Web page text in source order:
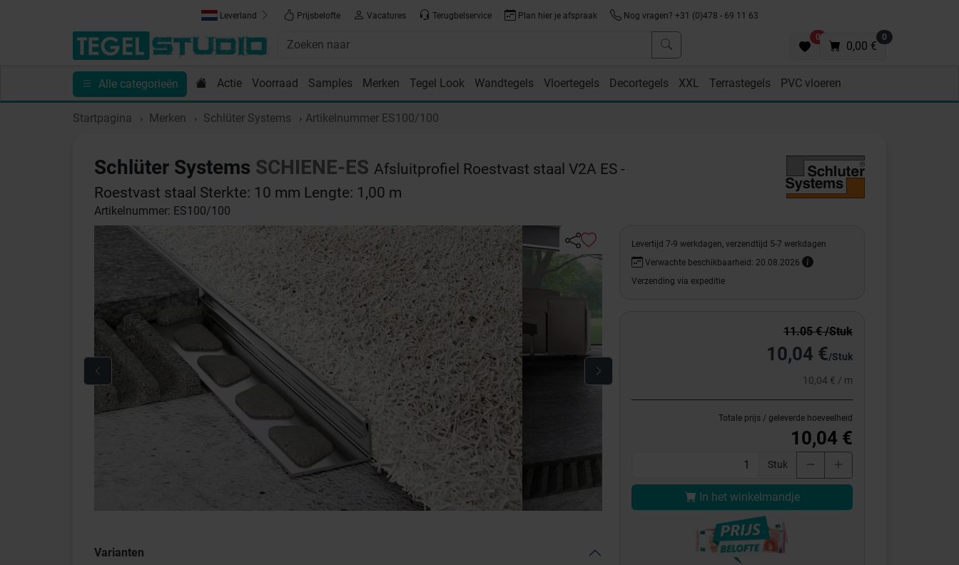
Leverland Prijsbelofte Vacatures Terugbelservice Plan hier je afspraak Nog vragen? +31 (0)478 - 69 11 63
0 0
0,00 €
Alle categorieën Actie Voorraad Samples Merken Tegel Look Wandtegels Vloertegels Decortegels XXL Terrastegels PVC vloeren
Toebehoren Sanitair Tips en Inspiratie Showroom
Startpagina Merken Schlüter Systems Artikelnummer ES100/100
Schlüter Systems SCHIENE-ES Afsluitprofiel Roestvast staal V2A ES -
Roestvast staal Sterkte: 10 mm Lengte: 1,00 m
Artikelnummer: ES100/100
Varianten
Levertijd 7-9 werkdagen, verzendtijd 5-7 werkdagen
Verwachte beschikbaarheid: 20.08.2026
Verzending via expeditie
11.05 € /Stuk
10,04 €/Stuk
10,04 € / m
Totale prijs / geleverde hoeveelheid
10,04 €
Stuk
In het winkelmandje